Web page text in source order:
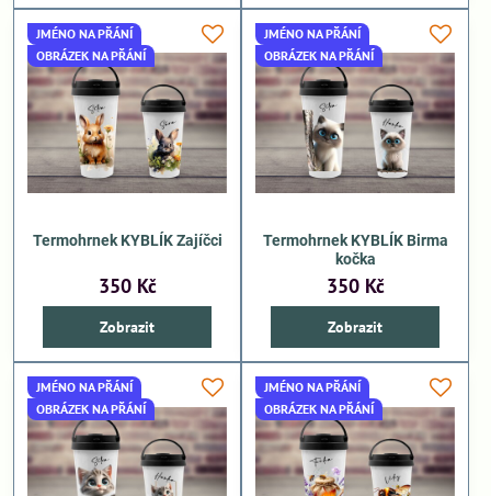
JMÉNO NA PŘÁNÍ
OBRÁZEK NA PŘÁNÍ
Termohrnek KYBLÍK Zajíčci
350 Kč
Zobrazit
JMÉNO NA PŘÁNÍ
OBRÁZEK NA PŘÁNÍ
Termohrnek KYBLÍK Birma
kočka
350 Kč
Zobrazit
JMÉNO NA PŘÁNÍ
OBRÁZEK NA PŘÁNÍ
JMÉNO NA PŘÁNÍ
OBRÁZEK NA PŘÁNÍ